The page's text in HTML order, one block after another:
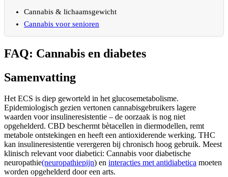
Cannabis & lichaamsgewicht
Cannabis voor senioren
FAQ: Cannabis en diabetes
Samenvatting
Het ECS is diep geworteld in het glucosemetabolisme.
Epidemiologisch gezien vertonen cannabisgebruikers lagere
waarden voor insulineresistentie – de oorzaak is nog niet
opgehelderd. CBD beschermt bètacellen in diermodellen, remt
metabole ontstekingen en heeft een antioxiderende werking. THC
kan insulineresistentie verergeren bij chronisch hoog gebruik. Meest
klinisch relevant voor diabetici: Cannabis voor diabetische
neuropathie(neuropathiepijn) en interacties met antidiabetica moeten
worden opgehelderd door een arts.